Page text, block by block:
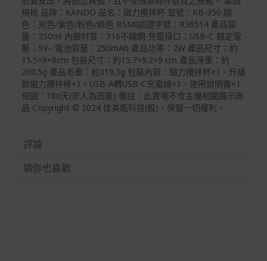
非Acer旗下品牌商品保固依各商品和之廠商有所不同，詳
情請參考商品說明。
如有相關保固問題以及售後服務問題，您可以透過專線或
服務信箱聯繫客服。
付款方式
本網站提供以下付款方式：
信用卡一次付清：支援Visa、Master Card及JCB卡
銀行帳戶轉帳：使用一次性虛擬帳戶
規格 品牌：KANDO 品名：磁力攪拌杯 型號：KB-350 顏
色：米色/紫色/粉色/綠色 BSMI認證字號：R36514 產品容
量：350ml 內膽材質：316不鏽鋼 充電接口：USB-C 額定電
壓：5V⎓ 電池容量：250mAh 產品功率：2W 產品尺寸：約
15.5×9×8cm 包裝尺寸：約15.7×9.2×9 cm 產品淨重：約
260.5g 產品毛重：約319.3g 包裝內容：磁力攪拌杯×1、升級
款磁力攪拌棒×1、USB-A轉USB-C充電線×1、使用說明書×1
保固：180天(非人為因素) 備註：此賣場不含主機相關展示商
品 Copyright © 2024 佳美能科技(股)，保留一切權利。
評論
猜你也喜歡